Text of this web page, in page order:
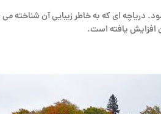
می شود. دریاچه ای که به خاطر زیبایی آن
افزایش یافته است.